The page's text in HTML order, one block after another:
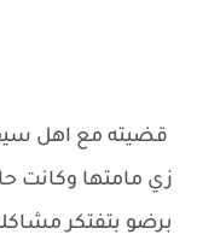
قضيته مع اهل سيف
زي مامتها وكانت
برضو بتفتكر